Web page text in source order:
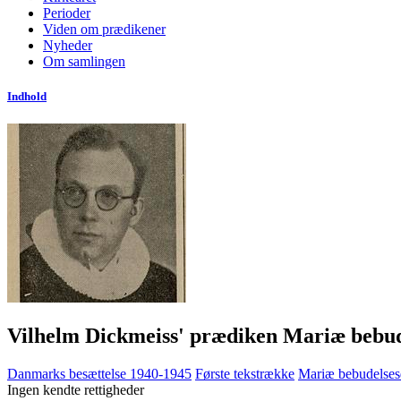
Perioder
Viden om prædikener
Nyheder
Om samlingen
Indhold
Vilhelm Dickmeiss' prædiken Mariæ
Danmarks besættelse 1940-1945 Første tekstrække Mariæ
Ingen kendte rettigheder